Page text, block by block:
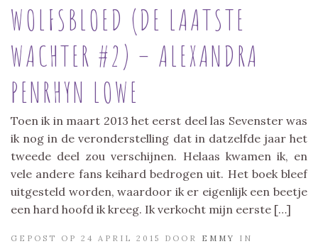
WOLFSBLOED (DE LAATSTE
WACHTER #2) – ALEXANDRA
PENRHYN LOWE
Toen ik in maart 2013 het eerst deel las Sevenster was
ik nog in de veronderstelling dat in datzelfde jaar het
tweede deel zou verschijnen. Helaas kwamen ik, en
vele andere fans keihard bedrogen uit. Het boek bleef
uitgesteld worden, waardoor ik er eigenlijk een beetje
een hard hoofd ik kreeg. Ik verkocht mijn eerste […]
GEPOST OP 24 APRIL 2015 DOOR EMMY
IN